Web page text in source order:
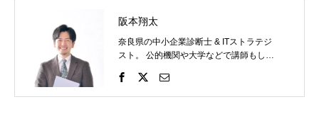
阪本翔太
奈良県の中小企業診断士 & ITストラテジ
スト。 公的機関や大学などで講師もして
したい。